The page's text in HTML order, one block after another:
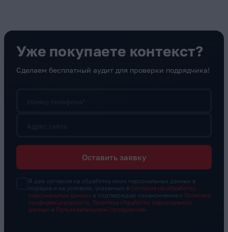
Уже покупаете контекст?
Сделаем бесплатный аудит для проверки подрядчика!
Оставить заявку
Я даю согласие на обработку моих персональных данных в
порядке и на условиях, указанных в Согласие на обработку
персональных данных и подтверждаю ознакомление с Политика
конфиденциальности
Политика обработки персональных
данных и Пользовательским соглашением